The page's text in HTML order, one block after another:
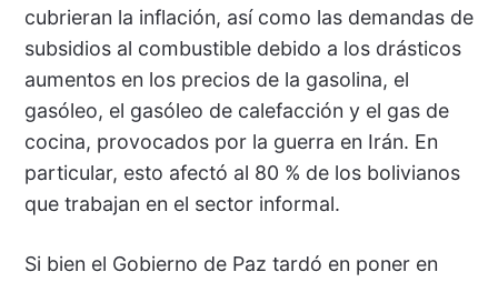
cubrieran la inflación, así como las demandas de
subsidios al combustible debido a los drásticos
aumentos en los precios de la gasolina, el
gasóleo, el gasóleo de calefacción y el gas de
cocina, provocados por la guerra en Irán. En
particular, esto afectó al 80 % de los bolivianos
que trabajan en el sector informal.
Si bien el Gobierno de Paz tardó en poner en